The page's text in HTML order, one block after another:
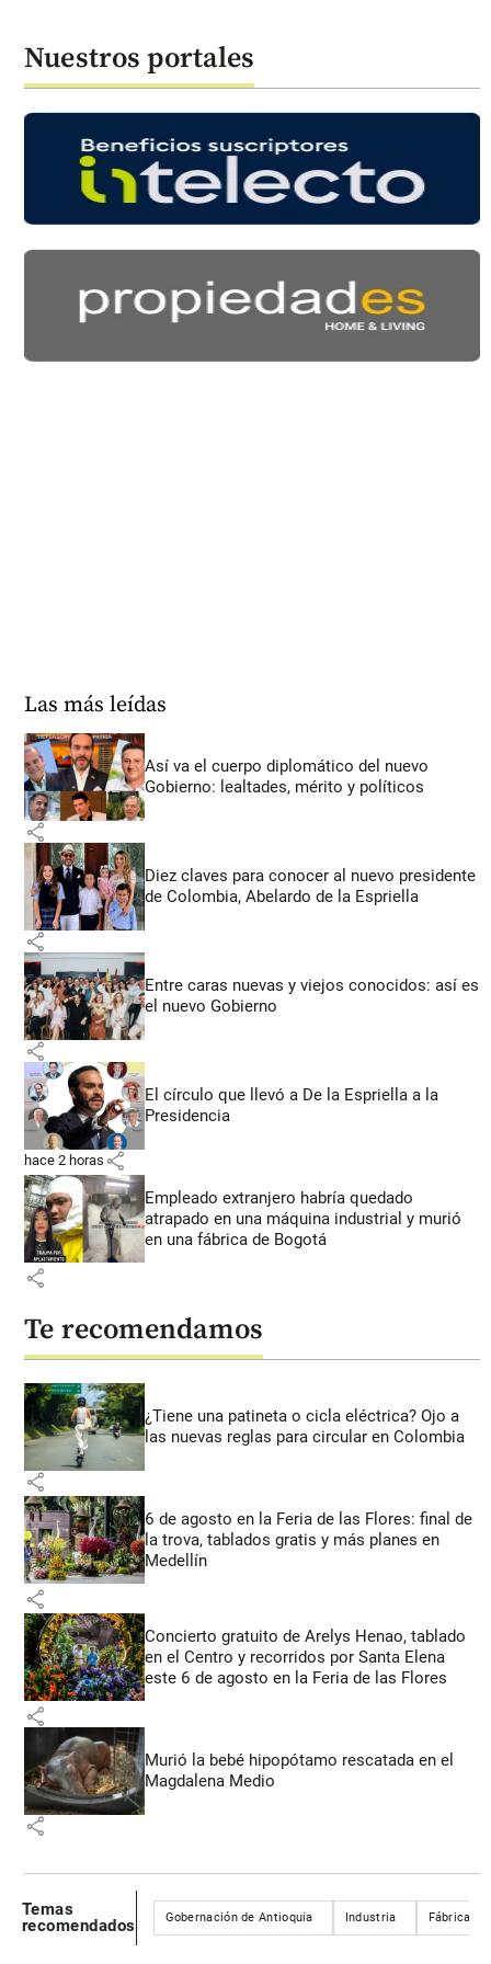
Nuestros portales
Las más leídas
Así va el cuerpo diplomático del nuevo
Gobierno: lealtades, mérito y políticos
share
Diez claves para conocer al nuevo presidente
de Colombia, Abelardo de la Espriella
share
Entre caras nuevas y viejos conocidos: así es
el nuevo Gobierno
share
El círculo que llevó a De la Espriella a la
Presidencia
hace 2 horas share
Empleado extranjero habría quedado
atrapado en una máquina industrial y murió
en una fábrica de Bogotá
share
Te recomendamos
¿Tiene una patineta o cicla eléctrica? Ojo a
las nuevas reglas para circular en Colombia
share
6 de agosto en la Feria de las Flores: final de
la trova, tablados gratis y más planes en
Medellín
share
Concierto gratuito de Arelys Henao, tablado
en el Centro y recorridos por Santa Elena
este 6 de agosto en la Feria de las Flores
share
Murió la bebé hipopótamo rescatada en el
Magdalena Medio
share
Temas
recomendados
Gobernación de Antioquia Industria Fábrica